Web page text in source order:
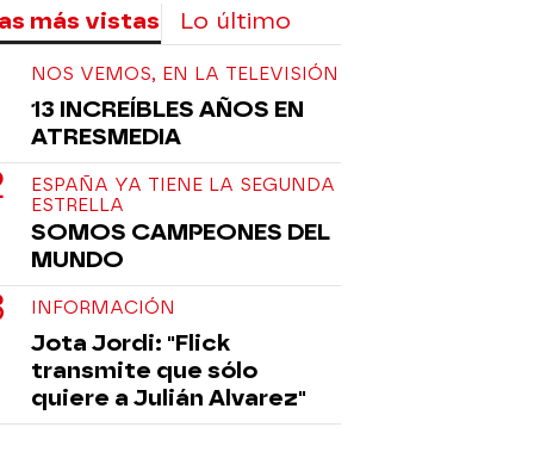
más vistas Lo último
NOS VEMOS, EN LA TELEVISIÓN
13 INCREÍBLES AÑOS EN
ATRESMEDIA
ESPAÑA YA TIENE LA SEGUNDA
ESTRELLA
SOMOS CAMPEONES DEL
MUNDO
INFORMACIÓN
Jota Jordi: "Flick
transmite que sólo
quiere a Julián Alvarez"